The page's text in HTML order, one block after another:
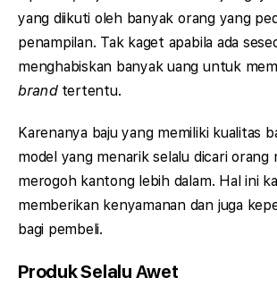
yang diikuti oleh banyak orang yang
penampilan. Tak kaget apabila ada
menghabiskan banyak uang untuk
brandtertentu.
Karenanya baju yang memiliki kualitas
model yang menarik selalu dicari orang
merogoh kantong lebih dalam. Hal ini
memberikan kenyamanan dan juga
bagi pembeli.
Produk Selalu Awet